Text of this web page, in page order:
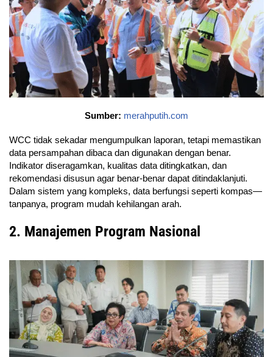
Sumber: merahputih.com
WCC tidak sekadar mengumpulkan laporan, tetapi memastikan
data persampahan dibaca dan digunakan dengan benar.
Indikator diseragamkan, kualitas data ditingkatkan, dan
rekomendasi disusun agar benar-benar dapat ditindaklanjuti.
Dalam sistem yang kompleks, data berfungsi seperti kompas—
tanpanya, program mudah kehilangan arah.
2. Manajemen Program Nasional